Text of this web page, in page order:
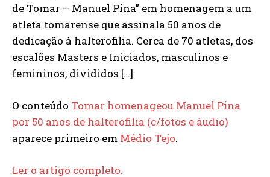
de Tomar – Manuel Pina” em homenagem a um
atleta tomarense que assinala 50 anos de
dedicação à halterofilia. Cerca de 70 atletas, dos
escalões Masters e Iniciados, masculinos e
femininos, divididos […]
O conteúdo Tomar homenageou Manuel Pina
por 50 anos de halterofilia (c/fotos e áudio)
aparece primeiro em Médio Tejo.
Ler o artigo completo.